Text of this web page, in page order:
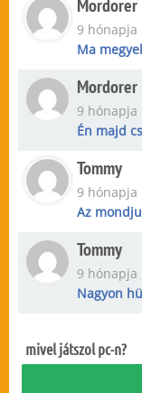
Mordorer
9 hónapja
Ma
Mordorer
9 hónapja
Én majd
Tommy
9 hónapja
Az
Tommy
9 hónapja
Nagyon
mivel játszol pc-n?